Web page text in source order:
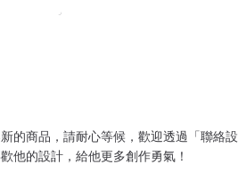
的商品，請耐心等候，歡迎透過「聯絡設
他的設計，給他更多創作勇氣！